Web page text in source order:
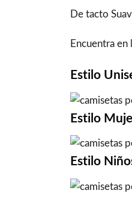
De tacto
Encuentra en
Estilo
Estilo
Estilo